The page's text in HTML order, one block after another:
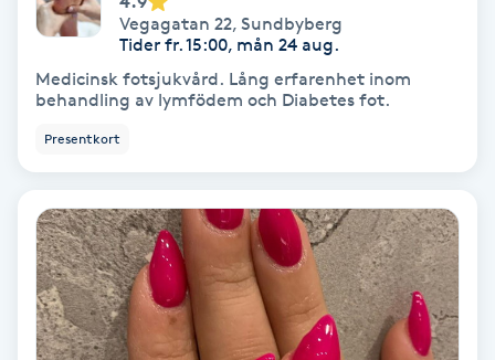
Color correction
Cryoterapi
Dermapen
Diamantslipning
Vegagatan 22, Sundbyberg
Tider fr. 15:00, mån 24 aug.
Medicinsk fotsjukvård. Lång erfarenhet inom
behandling av lymfödem och Diabetes fot.
Presentkort